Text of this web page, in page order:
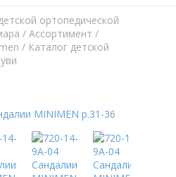
ортопедической
/ Aссортимент /
/ Каталог детской